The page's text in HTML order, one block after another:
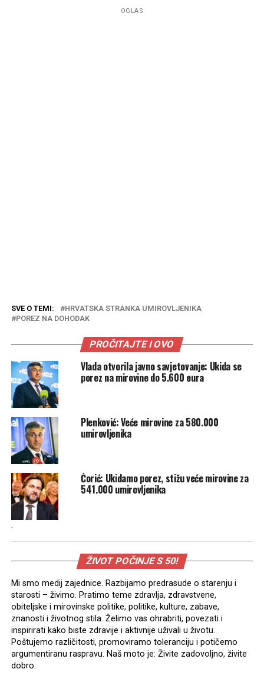
OGLAS
SVE O TEMI:
HRVATSKA STRANKA UMIROVLJENIKA
POREZ NA DOHODAK
PROČITAJTE I OVO
Vlada otvorila javno savjetovanje: Ukida se
porez na mirovine do 5.600 eura
Plenković: Veće mirovine za 580.000
umirovljenika
Ćorić: Ukidamo porez, stižu veće mirovine za
541.000 umirovljenika
.
ŽIVOT POČINJE S 50!
Mi smo medij zajednice. Razbijamo predrasude o starenju i
starosti – živimo. Pratimo teme zdravlja, zdravstvene,
obiteljske i mirovinske politike, politike, kulture, zabave,
znanosti i životnog stila. Želimo vas ohrabriti, povezati i
inspirirati kako biste zdravije i aktivnije uživali u životu.
Poštujemo različitosti, promoviramo toleranciju i potičemo
argumentiranu raspravu. Naš moto je: Živite zadovoljno, živite
dobro.